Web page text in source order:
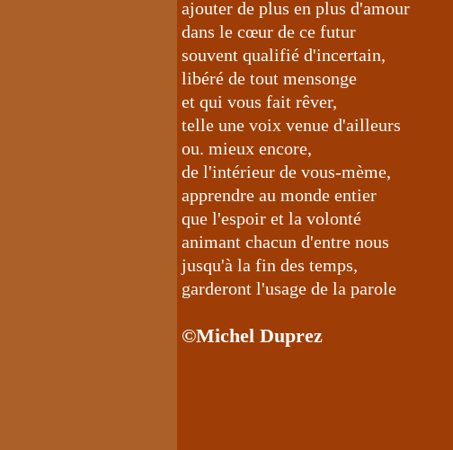
ajouter de plus en plus d'amour
dans le cœur de ce futur
souvent qualifié d'incertain,
libéré de tout mensonge
et qui vous fait rêver,
telle une voix venue d'ailleurs
ou. mieux encore,
de l'intérieur de vous-mème,
apprendre au monde entier
que l'espoir et la volonté
animant chacun d'entre nous
jusqu'à la fin des temps,
garderont l'usage de la parole
©Michel Duprez